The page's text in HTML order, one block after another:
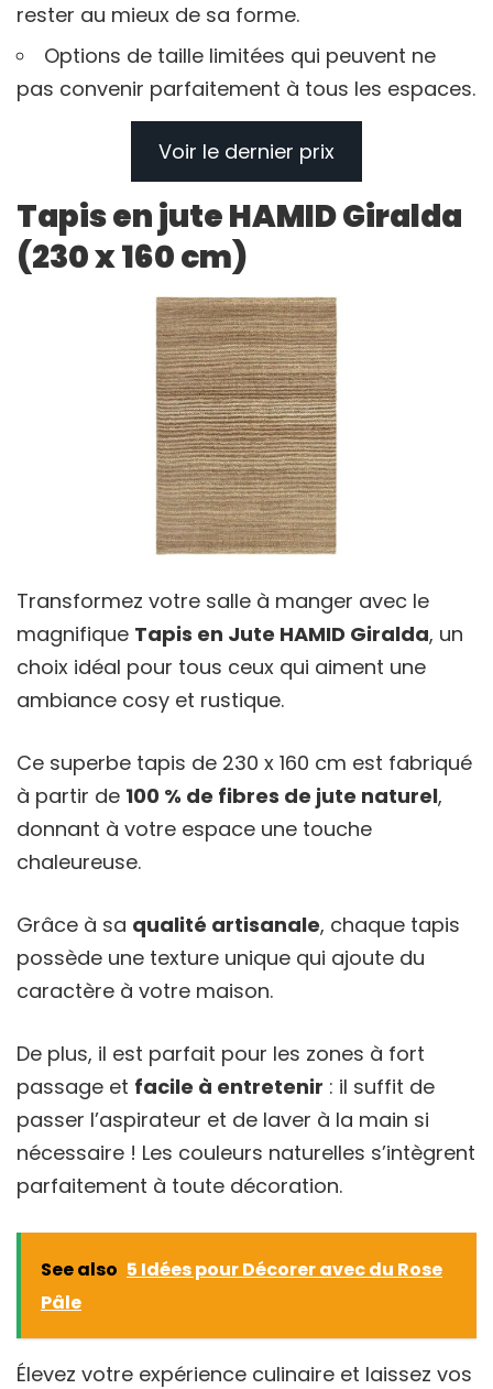
rester au mieux de sa forme.
Options de taille limitées qui peuvent ne
pas convenir parfaitement à tous les espaces.
Voir le dernier prix
Tapis en jute HAMID Giralda
(230 x 160 cm)
Transformez votre salle à manger avec le
magnifique Tapis en Jute HAMID Giralda, un
choix idéal pour tous ceux qui aiment une
ambiance cosy et rustique.
Ce superbe tapis de 230 x 160 cm est fabriqué
à partir de 100 % de fibres de jute naturel,
donnant à votre espace une touche
chaleureuse.
Grâce à sa qualité artisanale, chaque tapis
possède une texture unique qui ajoute du
caractère à votre maison.
De plus, il est parfait pour les zones à fort
passage et facile à entretenir : il suffit de
passer l’aspirateur et de laver à la main si
nécessaire ! Les couleurs naturelles s’intègrent
parfaitement à toute décoration.
See also 5 Idées pour Décorer avec du Rose
Pâle
Élevez votre expérience culinaire et laissez vos